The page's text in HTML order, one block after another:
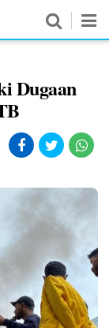
Dugaan